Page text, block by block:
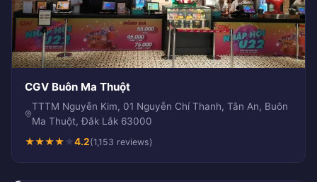
CGV Buôn Ma Thuột
TTTM Nguyễn Kim, 01 Nguyễn Chí Thanh, Tân An, Buôn
Ma Thuột, Đắk Lắk 63000
★★★★★4.2(1,153 reviews)